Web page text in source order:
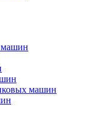
машин
машин